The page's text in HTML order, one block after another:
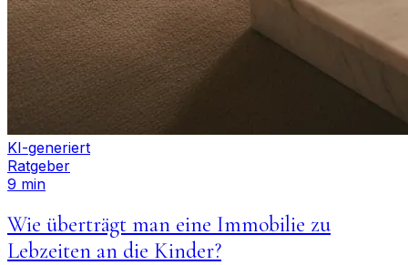
KI-generiert
Ratgeber
9 min
Wie überträgt man eine Immobilie zu
Lebzeiten an die Kinder?